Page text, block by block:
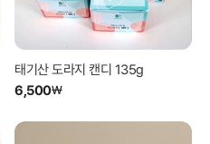
태기산 도라지 캔디 135g
6,500₩